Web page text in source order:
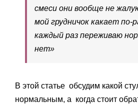
смеси они вообще не
мой грудничок какает по-
каждый раз переживаю
нет»
В этой статье обсудим какой
нормальным, а когда стоит